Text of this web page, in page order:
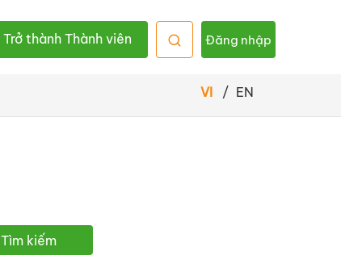
Trở thành Thành viên Đăng nhập
VI / EN
Tìm kiếm